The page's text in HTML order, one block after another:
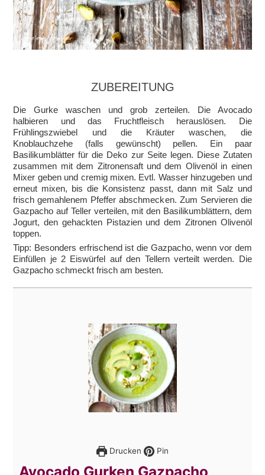
ZUBEREITUNG
Die Gurke waschen und grob zerteilen. Die Avocado
halbieren und das Fruchtfleisch herauslösen. Die
Frühlingszwiebel und die Kräuter waschen, die
Knoblauchzehe (falls gewünscht) pellen. Ein paar
Basilikumblätter für die Deko zur Seite legen. Diese Zutaten
zusammen mit dem Zitronensaft und dem Olivenöl in einen
Mixer geben und cremig mixen. Evtl. Wasser hinzugeben und
erneut mixen, bis die Konsistenz passt, dann mit Salz und
frisch gemahlenem Pfeffer abschmecken. Zum Servieren die
Gazpacho auf Teller verteilen, mit den Basilikumblättern, dem
Jogurt, den gehackten Pistazien und dem Zitronen Olivenöl
toppen.
Tipp: Besonders erfrischend ist die Gazpacho, wenn vor dem
Einfüllen je 2 Eiswürfel auf den Tellern verteilt werden. Die
Gazpacho schmeckt frisch am besten.
Drucken Pin